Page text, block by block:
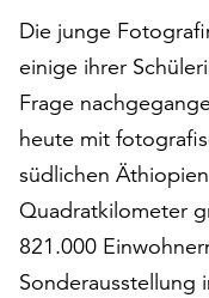
auf
„Alle
akzeptieren“,
um
alle
Cookies
zu
akzeptieren.
Sie
können
Die junge
einige ihrer
Frage
heute mit
südlichen
Quadratkilometer
821.000